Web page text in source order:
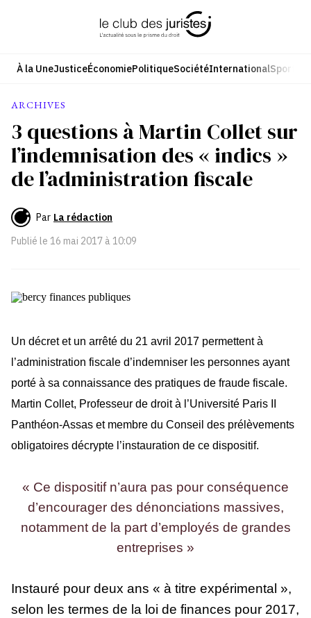
À la UneJusticeÉconomiePolitiqueSociétéInternationalSport
ARCHIVES
3 questions à Martin Collet sur
l’indemnisation des « indics »
de l’administration fiscale
Par La rédaction
Publié le 16 mai 2017 à 10:09
Un décret et un arrêté du 21 avril 2017 permettent à
l’administration fiscale d’indemniser les personnes ayant
porté à sa connaissance des pratiques de fraude fiscale.
Martin Collet, Professeur de droit à l’Université Paris II
Panthéon-Assas et membre du Conseil des prélèvements
obligatoires décrypte l’instauration de ce dispositif.
« Ce dispositif n’aura pas pour conséquence
d’encourager des dénonciations massives,
notamment de la part d’employés de grandes
entreprises »
Instauré pour deux ans « à titre expérimental »,
selon les termes de la loi de finances pour 2017,